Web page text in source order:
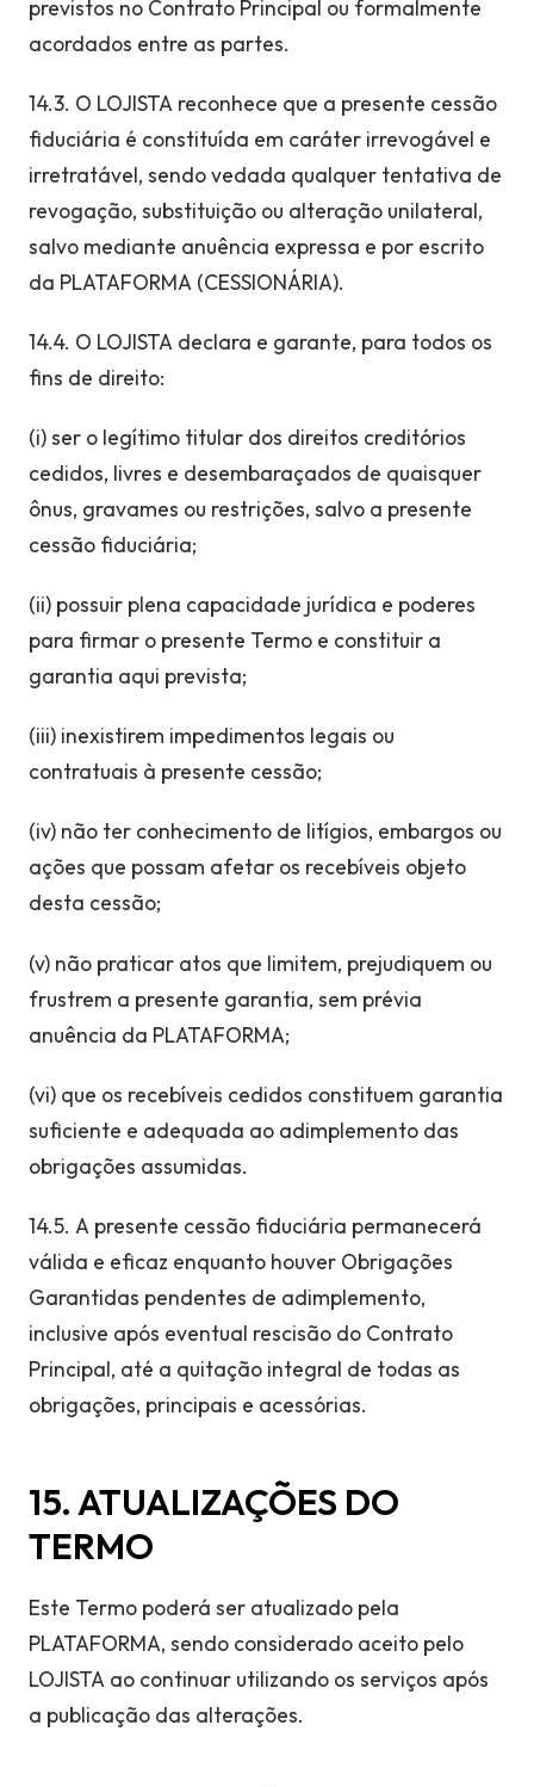
previstos no Contrato Principal ou formalmente
acordados entre as partes.
14.3. O LOJISTA reconhece que a presente cessão
fiduciária é constituída em caráter irrevogável e
irretratável, sendo vedada qualquer tentativa de
revogação, substituição ou alteração unilateral,
salvo mediante anuência expressa e por escrito
da PLATAFORMA (CESSIONÁRIA).
14.4. O LOJISTA declara e garante, para todos os
fins de direito:
(i) ser o legítimo titular dos direitos creditórios
cedidos, livres e desembaraçados de quaisquer
ônus, gravames ou restrições, salvo a presente
cessão fiduciária;
(ii) possuir plena capacidade jurídica e poderes
para firmar o presente Termo e constituir a
garantia aqui prevista;
(iii) inexistirem impedimentos legais ou
contratuais à presente cessão;
(iv) não ter conhecimento de litígios, embargos ou
ações que possam afetar os recebíveis objeto
desta cessão;
(v) não praticar atos que limitem, prejudiquem ou
frustrem a presente garantia, sem prévia
anuência da PLATAFORMA;
(vi) que os recebíveis cedidos constituem garantia
suficiente e adequada ao adimplemento das
obrigações assumidas.
14.5. A presente cessão fiduciária permanecerá
válida e eficaz enquanto houver Obrigações
Garantidas pendentes de adimplemento,
inclusive após eventual rescisão do Contrato
Principal, até a quitação integral de todas as
obrigações, principais e acessórias.
15. ATUALIZAÇÕES DO
TERMO
Este Termo poderá ser atualizado pela
PLATAFORMA, sendo considerado aceito pelo
LOJISTA ao continuar utilizando os serviços após
a publicação das alterações.